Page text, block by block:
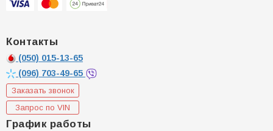
Контакты
(050) 015-13-65
(096) 703-49-65
Заказать звонок
Запрос по VIN
График работы